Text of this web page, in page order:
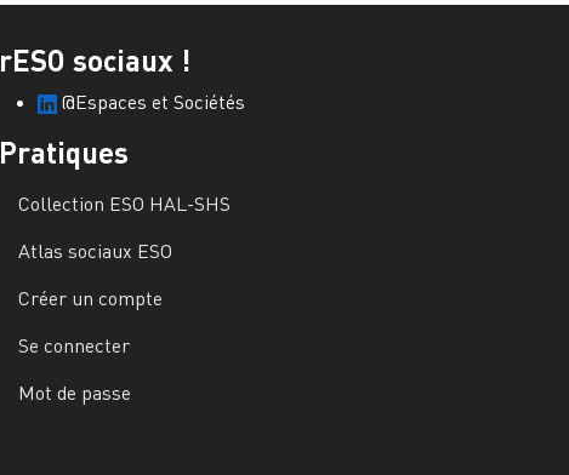
rESO sociaux !
@Espaces et Sociétés
Pratiques
Collection ESO HAL-SHS
Atlas sociaux ESO
Créer un compte
Se connecter
Mot de passe